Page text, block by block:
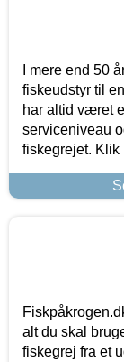
I mere end 50
fiskeudstyr til
har altid været
serviceniveau
fiskegrejet. Klik
alt du skal
fiskegrej fra et